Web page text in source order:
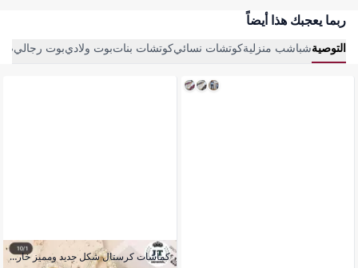
ربما يعجبك هذا أيضاً
التوصيةشباشب منزليةكوتشات نسائيكوتشات بناتبوت ولادي بوت رجالي
كماشات كرستال شكل جديد ومميز خارجي قوي وعصري ولون ذهبي